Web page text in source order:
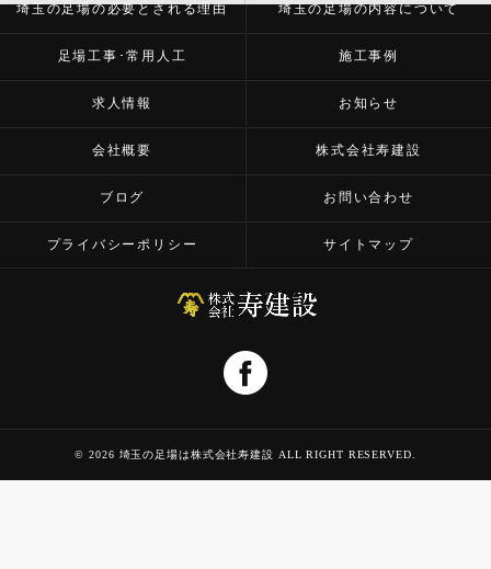
埼玉の足場の必要とされる理由 埼玉の足場の内容について
足場工事･常用人工 施工事例
求人情報 お知らせ
会社概要 株式会社寿建設
ブログ お問い合わせ
プライバシーポリシー サイトマップ
© 2026 埼玉の足場は株式会社寿建設 ALL RIGHT RESERVED.